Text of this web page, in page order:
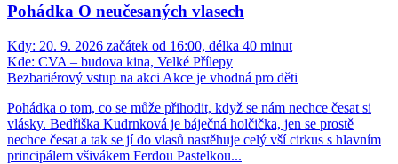
Pohádka O neučesaných vlasech
Kdy: 20. 9. 2026 začátek od 16:00, délka 40 minut
Kde: CVA – budova kina, Velké Přílepy
Bezbariérový vstup na akci Akce je vhodná pro děti
Pohádka o tom, co se může přihodit, když se nám nechce česat si
vlásky. Bedřiška Kudrnková je báječná holčička, jen se prostě
nechce česat a tak se jí do vlasů nastěhuje celý vší cirkus s hlavním
principálem všivákem Ferdou Pastelkou...